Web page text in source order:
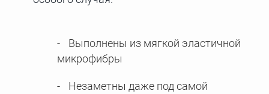
Выполнены из мягкой эластичной
микрофибры
Незаметны даже под самой